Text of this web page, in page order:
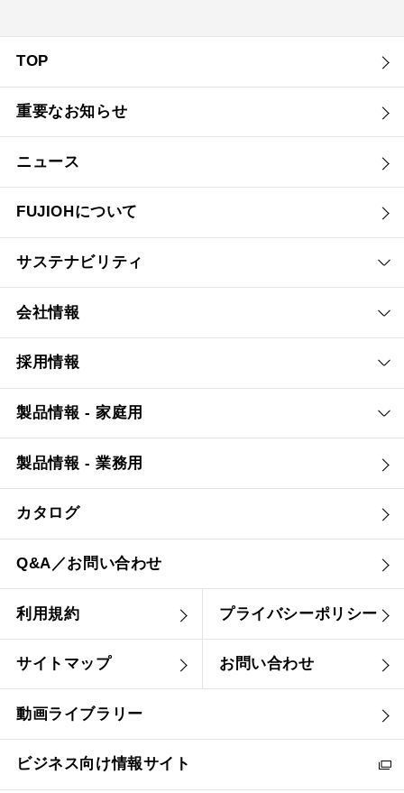
TOP
重要なお知らせ
ニュース
FUJIOHについて
サステナビリティ
会社情報
採用情報
製品情報 - 家庭用
製品情報 - 業務用
カタログ
Q&A／お問い合わせ
利用規約 プライバシーポリシー
サイトマップ お問い合わせ
動画ライブラリー
ビジネス向け情報サイト